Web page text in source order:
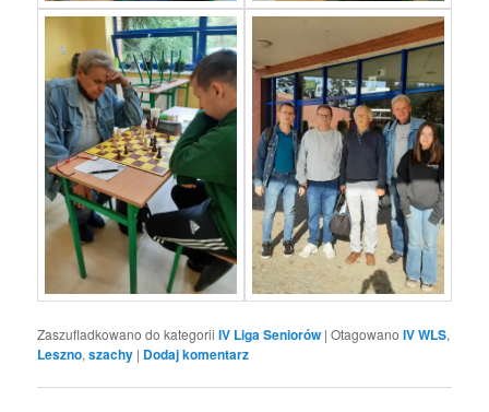
Zaszufladkowano do kategorii IV Liga Seniorów |Otagowano IV WLS,
Leszno,szachy | Dodaj komentarz